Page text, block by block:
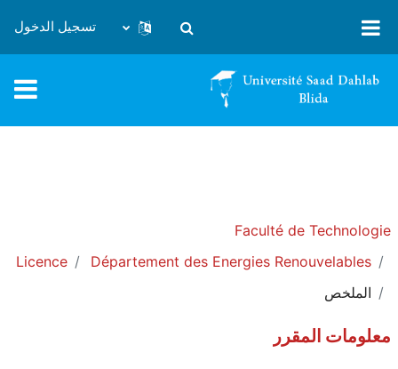
تبديل إدخال البحث
تسجيل الدخول
Faculté de Technologie
Département des Energies Renouvelables
Licence
الملخص
معلومات المقرر